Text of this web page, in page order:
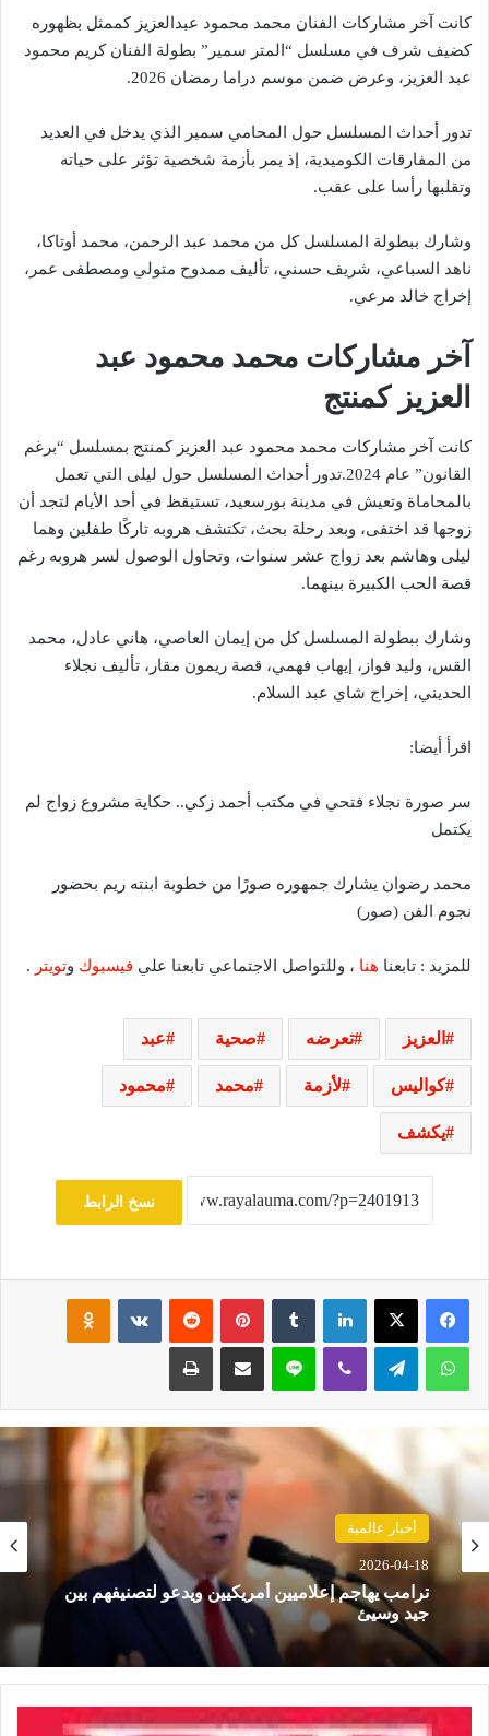
كانت آخر مشاركات الفنان محمد محمود عبدالعزيز كممثل بظهوره
كضيف شرف في مسلسل “المتر سمير” بطولة الفنان كريم محمود
عبد العزيز، وعرض ضمن موسم دراما رمضان 2026.
تدور أحداث المسلسل حول المحامي سمير الذي يدخل في العديد
من المفارقات الكوميدية، إذ يمر بأزمة شخصية تؤثر على حياته
وتقلبها رأسا على عقب.
وشارك ببطولة المسلسل كل من محمد عبد الرحمن، محمد أوتاكا،
ناهد السباعي، شريف حسني، تأليف ممدوح متولي ومصطفى عمر،
إخراج خالد مرعي.
آخر مشاركات محمد محمود عبد
العزيز كمنتج
كانت آخر مشاركات محمد محمود عبد العزيز كمنتج بمسلسل “برغم
القانون” عام 2024.تدور أحداث المسلسل حول ليلى التي تعمل
بالمحاماة وتعيش في مدينة بورسعيد، تستيقظ في أحد الأيام لتجد أن
زوجها قد اختفى، وبعد رحلة بحث، تكتشف هروبه تاركًا طفلين وهما
ليلى وهاشم بعد زواج عشر سنوات، وتحاول الوصول لسر هروبه رغم
قصة الحب الكبيرة بينهما.
وشارك ببطولة المسلسل كل من إيمان العاصي، هاني عادل، محمد
القس، وليد فواز، إيهاب فهمي، قصة ريمون مقار، تأليف نجلاء
الحديني، إخراج شاي عبد السلام.
اقرأ أيضا:
سر صورة نجلاء فتحي في مكتب أحمد زكي.. حكاية مشروع زواج لم
يكتمل
محمد رضوان يشارك جمهوره صورًا من خطوبة ابنته ريم بحضور
نجوم الفن (صور)
للمزيد : تابعنا هنا ، وللتواصل الاجتماعي تابعنا علي فيسبوك وتويتر .
العزيز تعرضه صحية عبد
كواليس لأزمة محمد محمود
يكشف
نسخ الرابط
فيسبوك ‫X لينكدإن بينتيريست
واتساب تيلقرام لاين
أخبار عالمية
2026-04-18
ترامب يهاجم إعلاميين أمريكيين ويدعو لتصنيفهم بين
جيد وسيئ